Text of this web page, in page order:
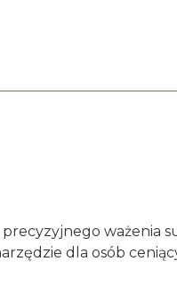
ważenia
dla osób